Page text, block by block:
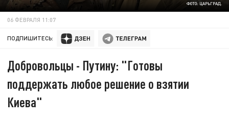
ФОТО: ЦАРЬГРАД.
06 ФЕВРАЛЯ 11:07
ПОДПИШИТЕСЬ:
Добровольцы - Путину: "Готовы
поддержать любое решение о взятии
Киева"